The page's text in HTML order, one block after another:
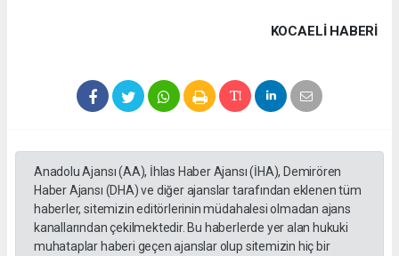
KOCAELI HABERİ
Anadolu Ajansı (AA), İhlas Haber Ajansı (İHA), Demirören
Haber Ajansı (DHA) ve diğer ajanslar tarafından eklenen tüm
haberler, sitemizin editörlerinin müdahalesi olmadan ajans
kanallarından çekilmektedir. Bu haberlerde yer alan hukuki
muhataplar haberi geçen ajanslar olup sitemizin hiç bir